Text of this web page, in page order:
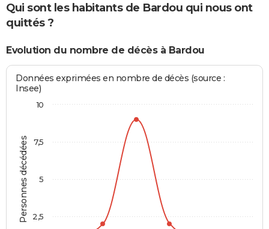
Qui sont les habitants de Bardou qui nous ont
quittés ?
Evolution du nombre de décès à Bardou
Personnes décédées
Données exprimées en nombre de décès (source :
Insee)
2,5
5
7,5
10